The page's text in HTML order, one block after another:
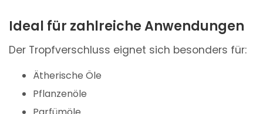
Ideal für zahlreiche Anwendungen
Der Tropfverschluss eignet sich besonders für:
Ätherische Öle
Pflanzenöle